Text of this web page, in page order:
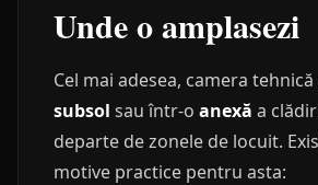
Unde o amplasezi
Cel mai adesea, camera
subsol sau într-o anexă a
departe de zonele de locuit.
motive practice pentru asta: